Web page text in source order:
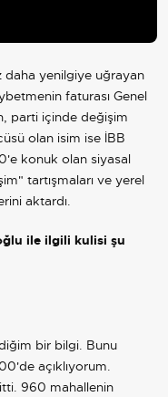
daha yenilgiye uğrayan
faturası Genel
parti içinde değişim
olan isim ise İBB
konuk olan siyasal
tartışmaları ve yerel
aktardı.
ile ilgili kulisi şu
bir bilgi. Bunu
açıklıyorum.
960 mahallenin